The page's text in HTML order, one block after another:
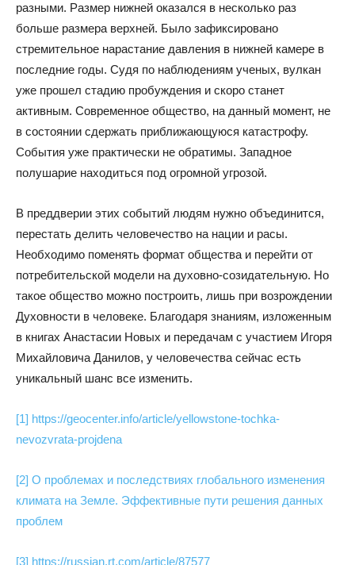
разными. Размер нижней оказался в несколько раз
больше размера верхней. Было зафиксировано
стремительное нарастание давления в нижней камере в
последние годы. Судя по наблюдениям ученых, вулкан
уже прошел стадию пробуждения и скоро станет
активным. Современное общество, на данный момент, не
в состоянии сдержать приближающуюся катастрофу.
События уже практически не обратимы. Западное
полушарие находиться под огромной угрозой.
В преддверии этих событий людям нужно объединится,
перестать делить человечество на нации и расы.
Необходимо поменять формат общества и перейти от
потребительской модели на духовно-созидательную. Но
такое общество можно построить, лишь при возрождении
Духовности в человеке. Благодаря знаниям, изложенным
в книгах Анастасии Новых и передачам с участием Игоря
Михайловича Данилов, у человечества сейчас есть
уникальный шанс все изменить.
[1] https://geocenter.info/article/yellowstone-tochka-
nevozvrata-projdena
[2] О проблемах и последствиях глобального изменения
климата на Земле. Эффективные пути решения данных
проблем
[3] https://russian.rt.com/article/87577